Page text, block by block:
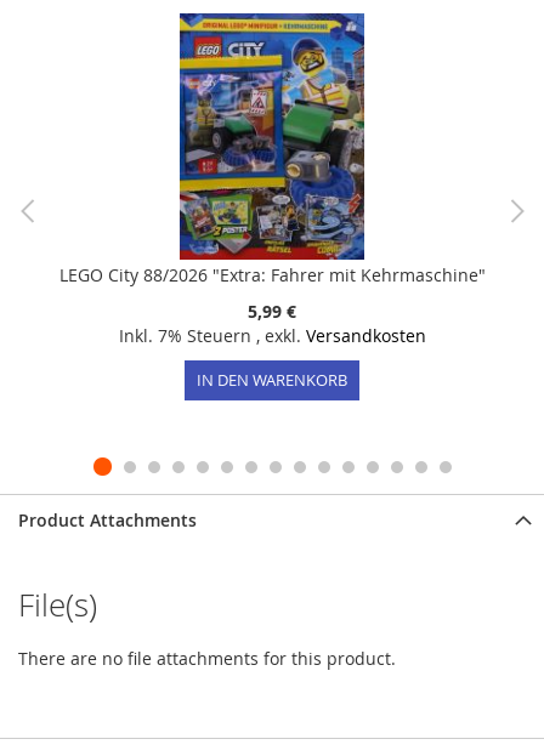
LEGO City 88/2026 "Extra: Fahrer mit Kehrmaschine"
5,99 €
Inkl. 7% Steuern , exkl. Versandkosten
IN DEN WARENKORB
Product Attachments
File(s)
There are no file attachments for this product.